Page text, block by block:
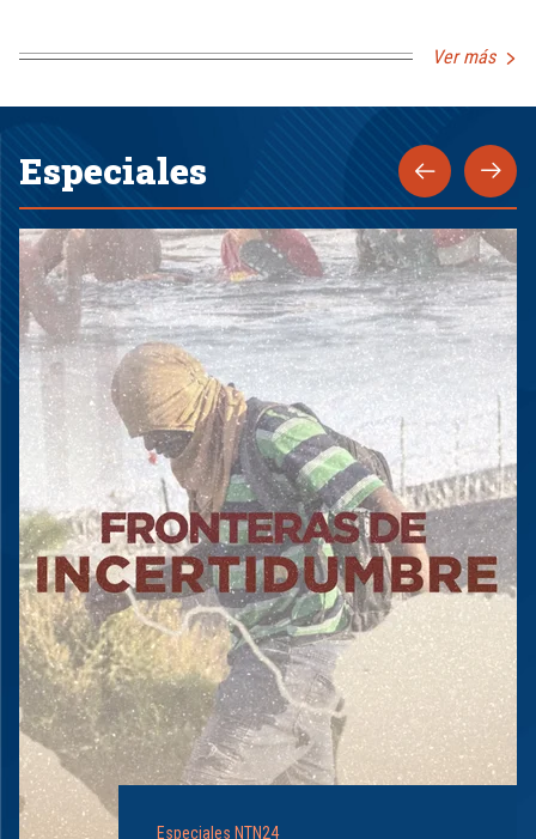
Ver más
Especiales
Especiales NTN24